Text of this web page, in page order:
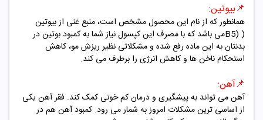
📌بیوتین:
همانطور که از نام این محصول مشخص است، منبع غنی از بیوتین
(
B5)می باشد که با مصرف این کپسول نیاز شما به کمبود بوتین در
بدنتان به این ماده رفع شده و مشکلاتی نظیر ریزش مو، کاهش
استحکام ناخن ها و کاهش انرژی را برطرف می کند.
📌آهن:
آهن می تواند به پیشگیری و درمان کم خونی کمک کند. فقر آهن یکی
از اساسی ترین مشکلات امروز به شمار می رود. کمبود آهن هم در